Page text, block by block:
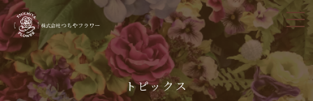
トピックス